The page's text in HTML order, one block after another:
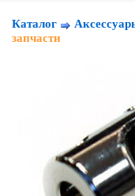
Каталог
запчасти